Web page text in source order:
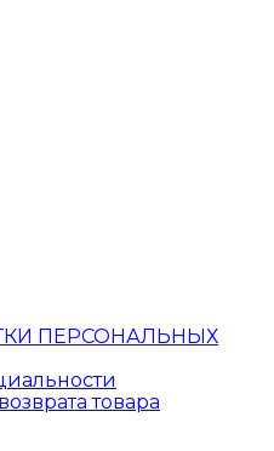
ПЕРСОНАЛЬНЫХ
товара